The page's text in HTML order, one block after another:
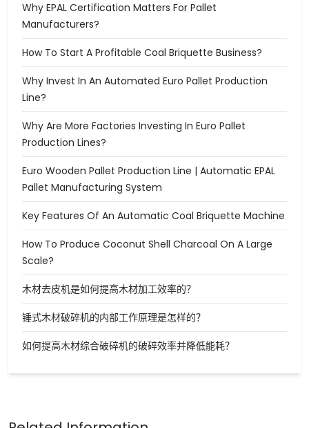
Why EPAL Certification Matters For Pallet
Manufacturers?
How To Start A Profitable Coal Briquette Business?
Why Invest In An Automated Euro Pallet Production
Line?
Why Are More Factories Investing In Euro Pallet
Production Lines?
Euro Wooden Pallet Production Line | Automatic EPAL
Pallet Manufacturing System
Key Features Of An Automatic Coal Briquette Machine
How To Produce Coconut Shell Charcoal On A Large
Scale?
木材去皮机是如何提高木材加工效率的？
锤式木材破碎机的内部工作原理是怎样的？
如何提高木材综合破碎机的破碎效率并降低能耗？